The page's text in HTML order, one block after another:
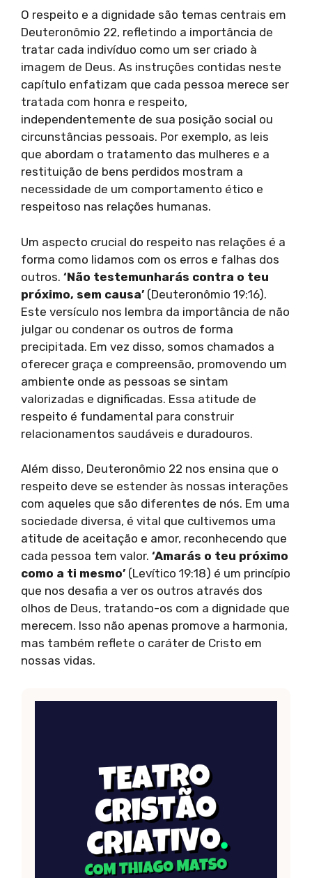
O respeito e a dignidade são temas centrais em
Deuteronômio 22, refletindo a importância de
tratar cada indivíduo como um ser criado à
imagem de Deus. As instruções contidas neste
capítulo enfatizam que cada pessoa merece ser
tratada com honra e respeito,
independentemente de sua posição social ou
circunstâncias pessoais. Por exemplo, as leis
que abordam o tratamento das mulheres e a
restituição de bens perdidos mostram a
necessidade de um comportamento ético e
respeitoso nas relações humanas.
Um aspecto crucial do respeito nas relações é a
forma como lidamos com os erros e falhas dos
outros. ‘Não testemunharás contra o teu
próximo, sem causa’ (Deuteronômio 19:16).
Este versículo nos lembra da importância de não
julgar ou condenar os outros de forma
precipitada. Em vez disso, somos chamados a
oferecer graça e compreensão, promovendo um
ambiente onde as pessoas se sintam
valorizadas e dignificadas. Essa atitude de
respeito é fundamental para construir
relacionamentos saudáveis e duradouros.
Além disso, Deuteronômio 22 nos ensina que o
respeito deve se estender às nossas interações
com aqueles que são diferentes de nós. Em uma
sociedade diversa, é vital que cultivemos uma
atitude de aceitação e amor, reconhecendo que
cada pessoa tem valor. ‘Amarás o teu próximo
como a ti mesmo’ (Levítico 19:18) é um princípio
que nos desafia a ver os outros através dos
olhos de Deus, tratando-os com a dignidade que
merecem. Isso não apenas promove a harmonia,
mas também reflete o caráter de Cristo em
nossas vidas.